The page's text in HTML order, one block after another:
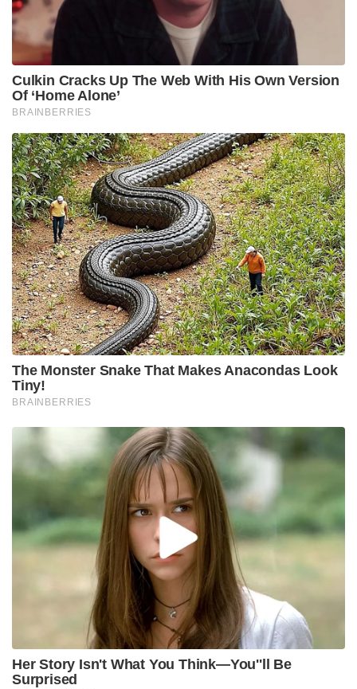
Culkin Cracks Up The Web With His Own Version
Of ‘Home Alone’
BRAINBERRIES
The Monster Snake That Makes Anacondas Look
Tiny!
BRAINBERRIES
Her Story Isn't What You Think—You''ll Be
Surprised